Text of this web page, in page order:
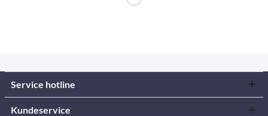
Service hotline
Kundeservice